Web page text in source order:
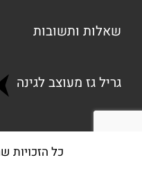
שאלות ותשובות
גריל גז מעוצב לגינה
כל הזכויות